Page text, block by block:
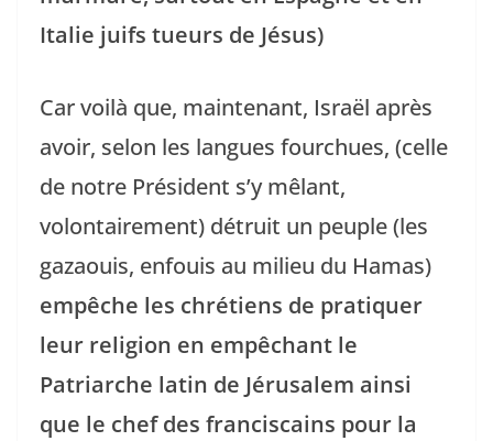
Italie juifs tueurs de Jésus)
Car voilà que, maintenant, Israël après
avoir, selon les langues fourchues, (celle
de notre Président s’y mêlant,
volontairement) détruit un peuple (les
gazaouis, enfouis au milieu du Hamas)
empêche les chrétiens de pratiquer
leur religion en empêchant le
Patriarche latin de Jérusalem ainsi
que le chef des franciscains pour la